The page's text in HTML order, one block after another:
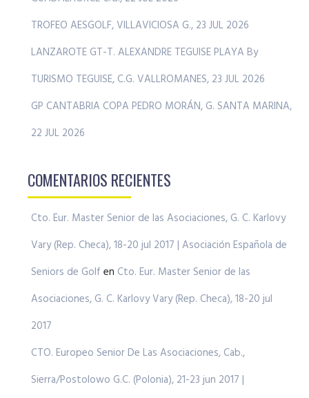
TROFEO AESGOLF, VILLAVICIOSA G., 23 JUL 2026
LANZAROTE GT-T. ALEXANDRE TEGUISE PLAYA By
TURISMO TEGUISE, C.G. VALLROMANES, 23 JUL 2026
GP CANTABRIA COPA PEDRO MORÁN, G. SANTA MARINA,
22 JUL 2026
COMENTARIOS RECIENTES
Cto. Eur. Master Senior de las Asociaciones, G. C. Karlovy
Vary (Rep. Checa), 18-20 jul 2017 | Asociación Española de
Seniors de Golf en Cto. Eur. Master Senior de las
Asociaciones, G. C. Karlovy Vary (Rep. Checa), 18-20 jul
2017
CTO. Europeo Senior De Las Asociaciones, Cab.,
Sierra/Postolowo G.C. (Polonia), 21-23 jun 2017 |